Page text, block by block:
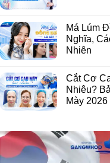
Má Lúm
Nghĩa,
Nhiên
Cắt Cơ
Nhiêu?
Mày 2026